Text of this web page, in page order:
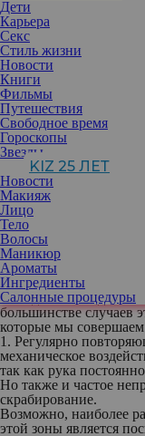
Дети
Карьера
Секс
Стиль жизни
Новости
Книги
Фильмы
Путешествия
Свободное время
Гороскопы
Звезды
KIZ 25 ЛЕТ
Новости
Макияж
Лицо
Тело
Волосы
Маникюр
Ароматы
Ингредиенты
Салонные процедуры
Нежная зона
Поэтому ее идеальное
уверенности в себе.
С одной стороны,
цвету от кожи других
беспокойства
ярко проявляющееся у
другой стороны,
обычное явление,
причин. Но если это
появляется
Что вызывает
Иногда кожа подмышек
большинстве случаев
которые мы
1. Регулярно
механическое
так как рука
Но также и частое
скрабирование.
Возможно, наиболее
этой зоны является